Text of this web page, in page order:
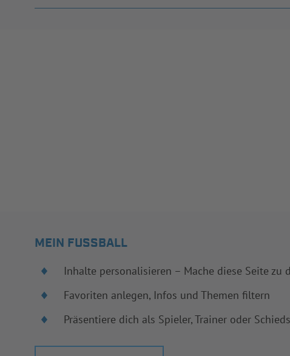
MEIN FUSSBALL
Inhalte personalisieren – Mache diese Seite zu
Favoriten anlegen, Infos und Themen filtern
Präsentiere dich als Spieler, Trainer oder